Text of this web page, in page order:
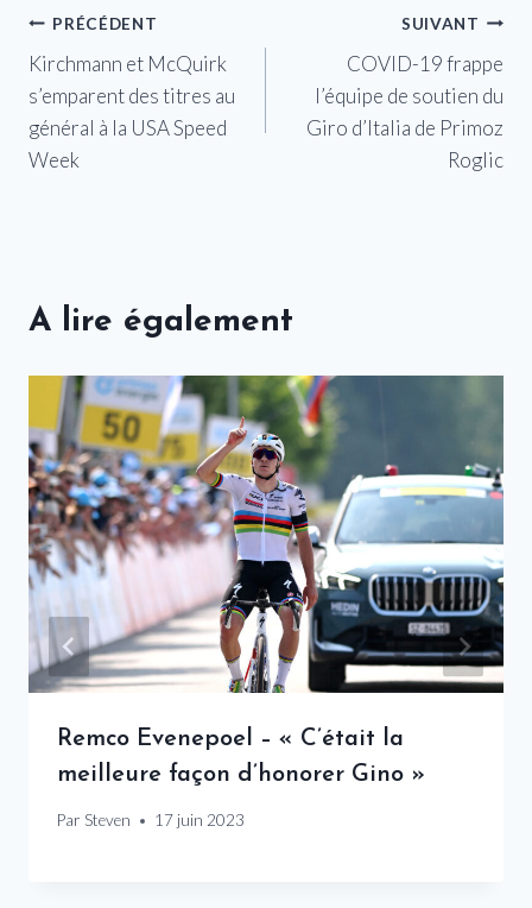
Navigation
de
l’article
PRÉCÉDENT
Kirchmann et McQuirk
s’emparent des titres au
général à la USA Speed ​​
Week
SUIVANT
COVID-19 frappe
l’équipe de soutien du
Giro d’Italia de Primoz
Roglic
A lire également
Remco Evenepoel – « C’était la
meilleure façon d’honorer Gino »
Par Steven 17 juin 2023